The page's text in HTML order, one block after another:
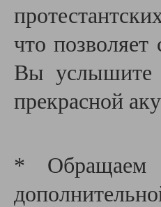
что
Вы услышите
прекрасной
* Обращаем